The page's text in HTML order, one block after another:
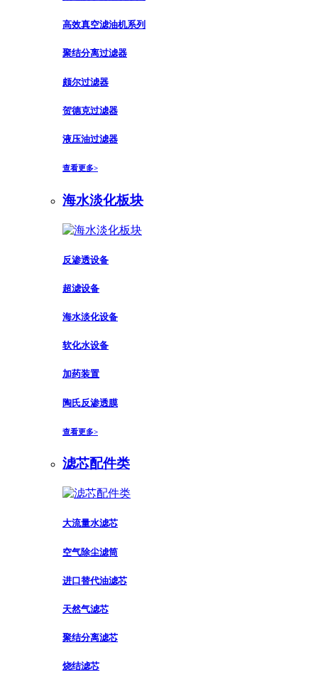
高效真空滤油机系列
聚结分离过滤器
颇尔过滤器
贺德克过滤器
液压油过滤器
查看更多>
海水淡化板块
反渗透设备
超滤设备
海水淡化设备
软化水设备
加药装置
陶氏反渗透膜
查看更多>
滤芯配件类
大流量水滤芯
空气除尘滤筒
进口替代油滤芯
天然气滤芯
聚结分离滤芯
烧结滤芯